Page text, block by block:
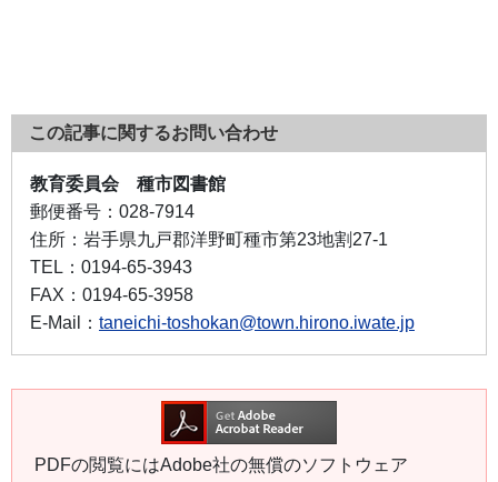
この記事に関するお問い合わせ
教育委員会 種市図書館
郵便番号： 028-7914
住所： 岩手県九戸郡洋野町種市第23地割27-1
TEL： 0194-65-3943
FAX： 0194-65-3958
E-Mail： taneichi-toshokan@town.hirono.iwate.jp
PDFの閲覧にはAdobe社の無償のソフトウェア